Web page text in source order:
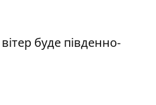
буде південно-